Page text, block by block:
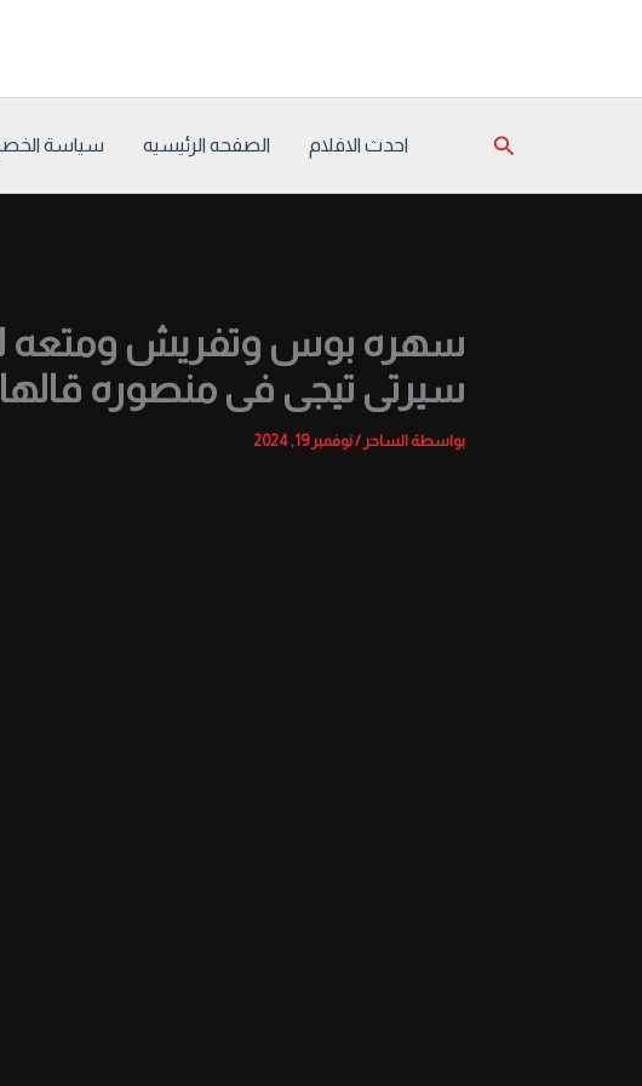
البحث احدث الافلام الصفحه الرئيسيه سياسة
سهره بوس وتفريش ومتعه
سيرتى تيجى فى منصوره
بواسطة الساحر/نوفمبر 19, 2024